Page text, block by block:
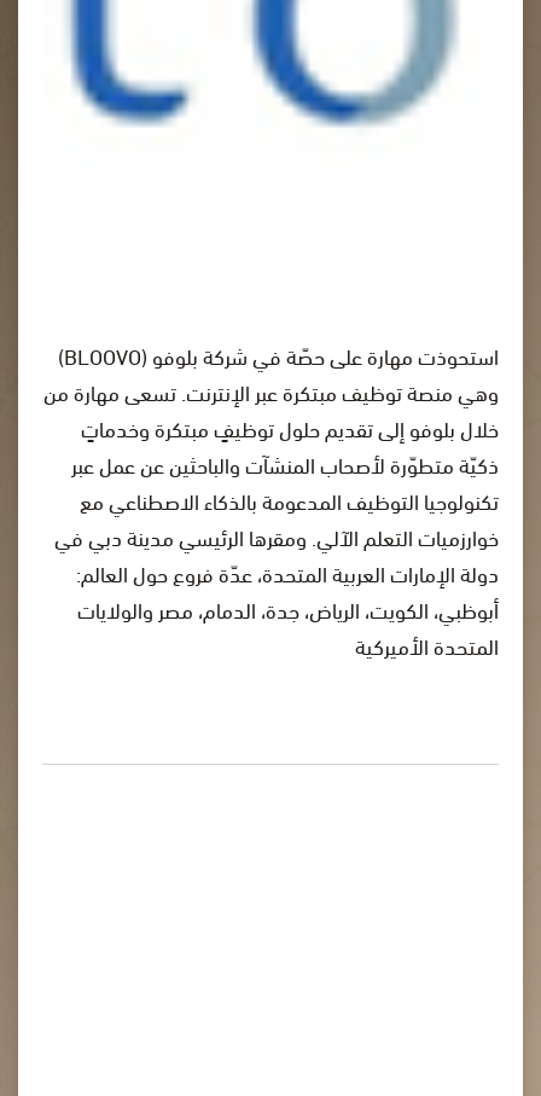
استحوذت مهارة على حصّة في شركة بلوفو (BLOOVO)
وهي منصة توظيف مبتكرة عبر الإنترنت. تسعى مهارة من
خلال بلوفو إلى تقديم حلول توظيفٍ مبتكرة وخدماتٍ
ذكيّة متطوّرة لأصحاب المنشآت والباحثين عن عمل عبر
تكنولوجيا التوظيف المدعومة بالذكاء الاصطناعي مع
خوارزميات التعلم الآلي. ومقرها الرئيسي مدينة دبي في
دولة الإمارات العربية المتحدة، عدّة فروع حول العالم:
أبوظبي، الكويت، الرياض، جدة، الدمام، مصر والولايات
المتحدة الأميركية